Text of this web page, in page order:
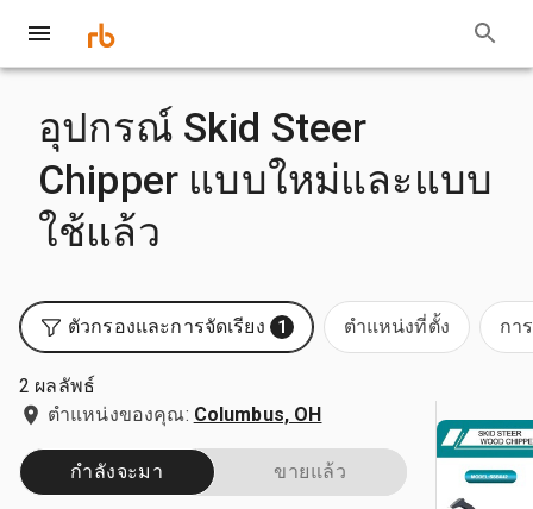
อุปกรณ์ Skid Steer
Chipper แบบใหม่และแบบ
ใช้แล้ว
ตัวกรองและการจัดเรียง 1 ตำแหน่งที่ตั้ง กา
2 ผลลัพธ์
ตำแหน่งของคุณ: Columbus, OH
กำลังจะมา ขายแล้ว